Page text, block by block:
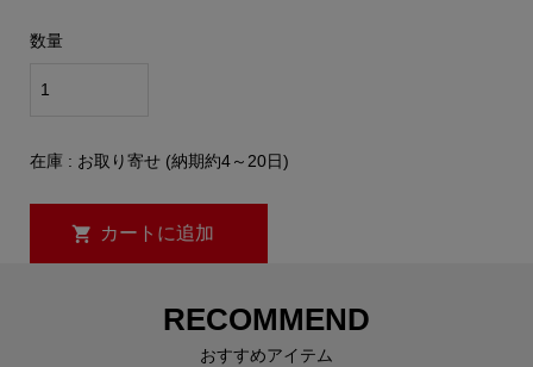
数量
在庫 : お取り寄せ (納期約4～20日)
RECOMMEND
おすすめアイテム